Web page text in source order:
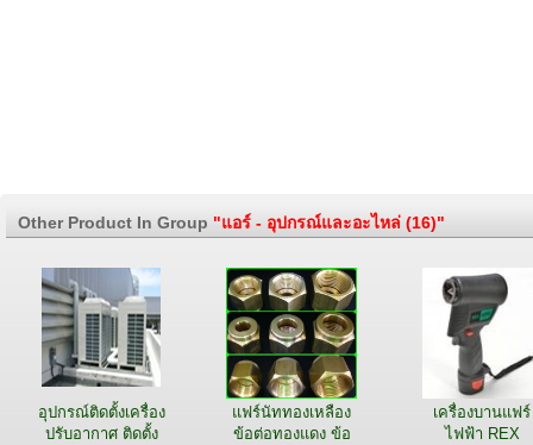
Other Product In Group "แอร์ - อุปกรณ์และอะไหล่ (16)"
อุปกรณ์ติดตั้งเครื่อง
ปรับอากาศ ติดตั้ง
แฟร์นัททองเหลือง
ข้อต่อทองแดง ข้อ
เครื่องบานแฟร์
ไฟฟ้า REX